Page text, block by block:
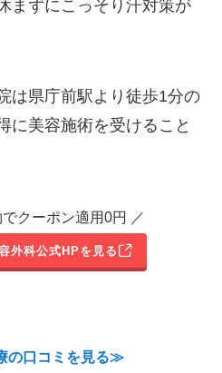
まずにこっそり汗対策が
は県庁前駅より徒歩1分の
に美容施術を受けること
クーポン適用0円 ／
外科公式HPを見る
の口コミを見る≫